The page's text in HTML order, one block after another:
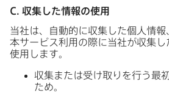
C. 収集した​情報の​使用
当社は、​自動的に​収集した​個人情
本サービス利用の​際に​当社が​収集
使用します。
収集または​受け取りを​行う​最
ため。